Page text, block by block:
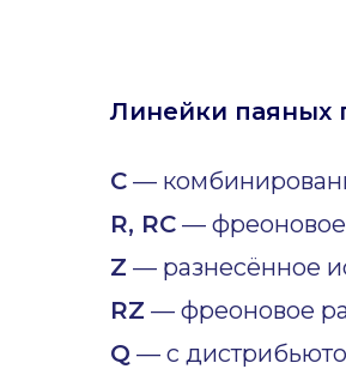
Линейки паяных
C —
R, RC — фреоновое
Z — разнесённое
RZ — фреоновое
Q — с